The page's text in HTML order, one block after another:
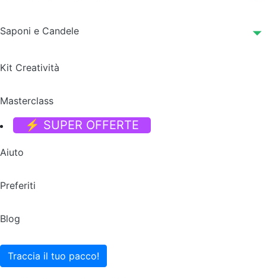
Saponi e Candele
Kit Creatività
Masterclass
⚡ SUPER OFFERTE
Aiuto
Preferiti
Blog
Traccia il tuo pacco!